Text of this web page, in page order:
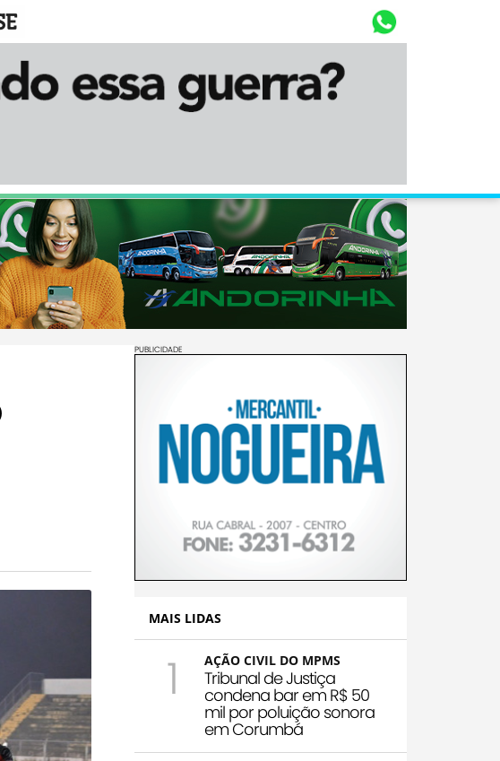
Diário Corumbaense
PUBLICIDADE
MAIS LIDAS
1 AÇÃO CIVIL DO MPMS
Tribunal de Justiça
condena bar em R$ 50
mil por poluição sonora
em Corumbá